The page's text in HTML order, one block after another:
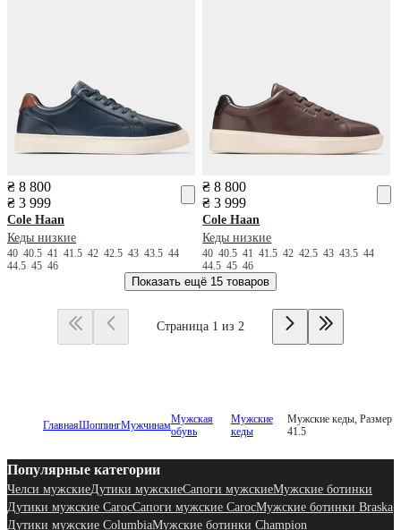
₴ 8 800
₴ 3 999
Cole Haan
Кеды низкие
40 40.5 41 41.5 42 42.5 43 43.5 44
44.5 45 46
₴ 8 800
₴ 3 999
Cole Haan
Кеды низкие
4040.54141.54242.54343.544
44.54546
Показать ещё 15 товаров
Страница 1 из 2
ГлавнаяШоппингМужчинамМужская
обувь
Мужские
кеды
Мужские кеды, Размер
41.5
Популярные категории
Челси мужскиеДутики мужскиеСапоги мужскиеМужские ботинки
Дутики мужские CarocСапоги мужские CarocМужские ботинки Braska
Дутики мужские ColumbiaМужские ботинки Champion